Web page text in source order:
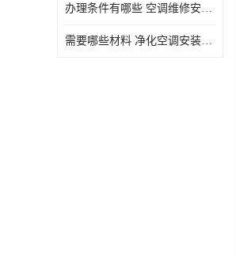
办理条件有哪些 空调维修安装资质需要哪些条件
需要哪些材料 净化空调安装维修资质怎么办理流程